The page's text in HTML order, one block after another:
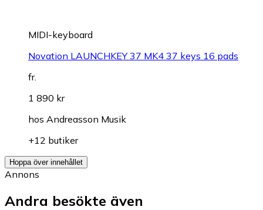
MIDI-keyboard
Novation LAUNCHKEY 37 MK4 37 keys 16 pads
fr.
1 890 kr
hos Andreasson Musik
+12 butiker
Hoppa över innehållet
Annons
Andra besökte även